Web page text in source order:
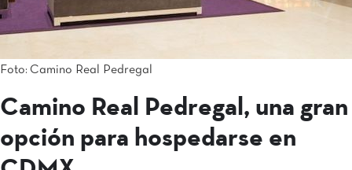
Foto: Camino Real Pedregal
Camino Real Pedregal, una gran
opción para hospedarse en